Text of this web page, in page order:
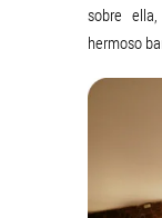
sobre
hermoso